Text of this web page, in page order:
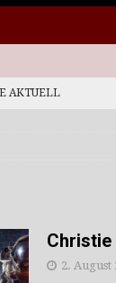
AKTUELL
Christie
2. August